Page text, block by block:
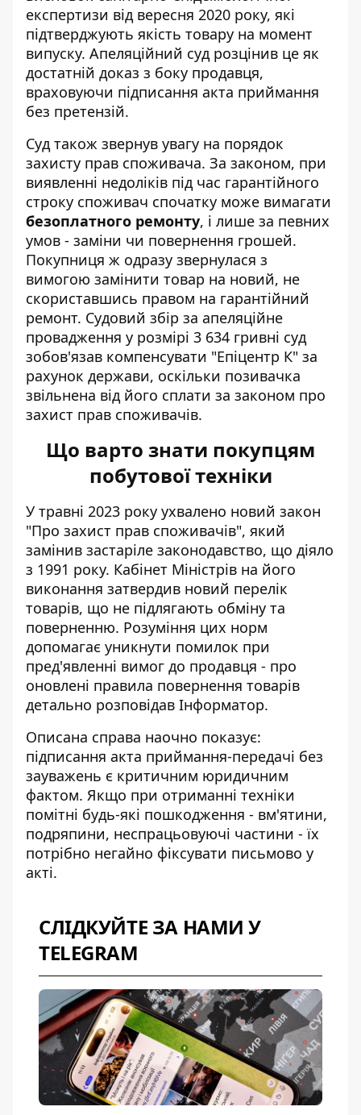
експертизи від вересня 2020 року, які
підтверджують якість товару на момент
випуску. Апеляційний суд розцінив це як
достатній доказ з боку продавця,
враховуючи підписання акта приймання
без претензій.
Суд також звернув увагу на порядок
захисту прав споживача. За законом, при
виявленні недоліків під час гарантійного
строку споживач спочатку може вимагати
безоплатного ремонту, і лише за певних
умов - заміни чи повернення грошей.
Покупниця ж одразу звернулася з
вимогою замінити товар на новий, не
скориставшись правом на гарантійний
ремонт. Судовий збір за апеляційне
провадження у розмірі 3 634 гривні суд
зобов'язав компенсувати "Епіцентр К" за
рахунок держави, оскільки позивачка
звільнена від його сплати за законом про
захист прав споживачів.
Що варто знати покупцям
побутової техніки
У травні 2023 року ухвалено новий закон
"Про захист прав споживачів", який
замінив застаріле законодавство, що діяло
з 1991 року. Кабінет Міністрів на його
виконання затвердив новий перелік
товарів, що не підлягають обміну та
поверненню. Розуміння цих норм
допомагає уникнути помилок при
пред'явленні вимог до продавця - про
оновлені правила повернення товарів
детально розповідав Інформатор.
Описана справа наочно показує:
підписання акта приймання-передачі без
зауважень є критичним юридичним
фактом. Якщо при отриманні техніки
помітні будь-які пошкодження - вм'ятини,
подряпини, неспрацьовуючі частини - їх
потрібно негайно фіксувати письмово у
акті.
СЛІДКУЙТЕ ЗА НАМИ У
TELEGRAM